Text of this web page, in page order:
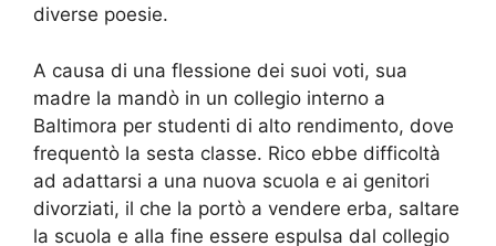
diverse poesie.
A causa di una flessione dei suoi voti, sua
madre la mandò in un collegio interno a
Baltimora per studenti di alto rendimento, dove
frequentò la sesta classe. Rico ebbe difficoltà
ad adattarsi a una nuova scuola e ai genitori
divorziati, il che la portò a vendere erba, saltare
la scuola e alla fine essere espulsa dal collegio